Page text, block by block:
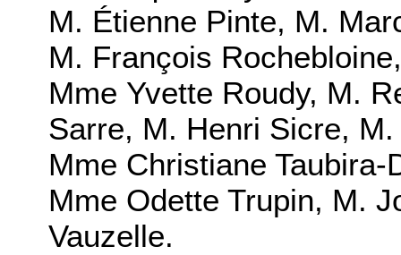
M. Étienne Pinte, M.
M. François Rochebloine
Mme Yvette Roudy, M.
Sarre, M. Henri Sicre,
Mme Christiane Taubira-
Mme Odette Trupin, M.
Vauzelle.